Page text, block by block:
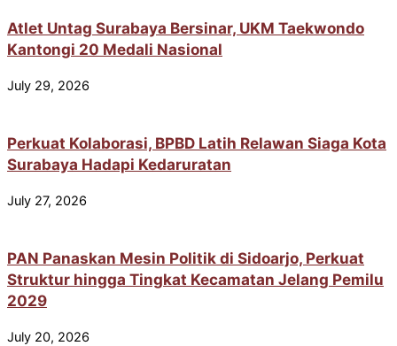
Atlet Untag Surabaya Bersinar, UKM Taekwondo
Kantongi 20 Medali Nasional
July 29, 2026
Perkuat Kolaborasi, BPBD Latih Relawan Siaga Kota
Surabaya Hadapi Kedaruratan
July 27, 2026
PAN Panaskan Mesin Politik di Sidoarjo, Perkuat
Struktur hingga Tingkat Kecamatan Jelang Pemilu
2029
July 20, 2026